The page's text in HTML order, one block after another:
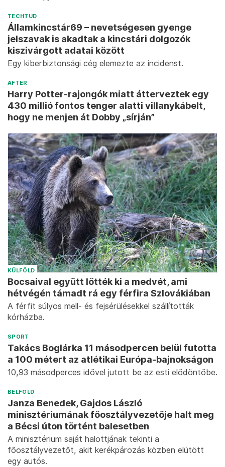
TECHTUD
Államkincstár69 – nevetségesen gyenge
jelszavak is akadtak a kincstári dolgozók
kiszivárgott adatai között
Egy kiberbiztonsági cég elemezte az incidenst.
AFTER
Harry Potter-rajongók miatt átterveztek egy
430 millió fontos tenger alatti villanykábelt,
hogy ne menjen át Dobby „sírján”
KÜLFÖLD
Bocsaival együtt lőtték ki a medvét, ami
hétvégén támadt rá egy férfira Szlovákiában
A férfit súlyos mell- és fejsérülésekkel szállították
kórházba.
SPORT
Takács Boglárka 11 másodpercen belül futotta
a 100 métert az atlétikai Európa-bajnokságon
10,93 másodperces idővel jutott be az esti elődöntőbe.
BELFÖLD
Janza Benedek, Gajdos László
minisztériumának főosztályvezetője halt meg
a Bécsi úton történt balesetben
A minisztérium saját halottjának tekinti a
főosztályvezetőt, akit kerékpározás közben elütött
egy autós.